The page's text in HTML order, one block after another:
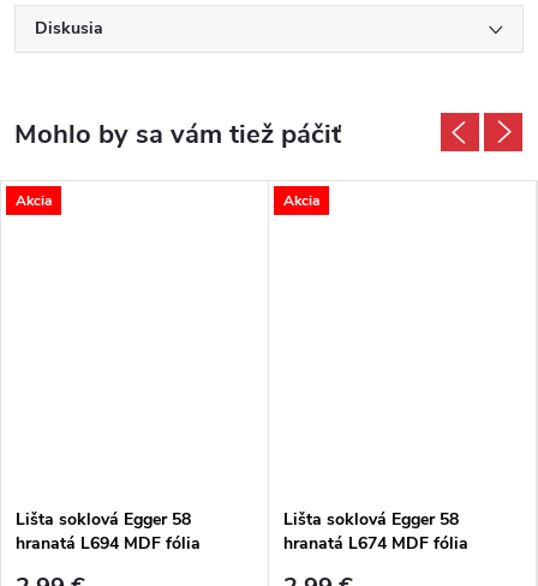
Diskusia
Akcia
Lišta soklová Egger 58
hranatá L694 MDF fólia
Akcia
Lišta soklová Egger 58
hranatá L674 MDF fólia